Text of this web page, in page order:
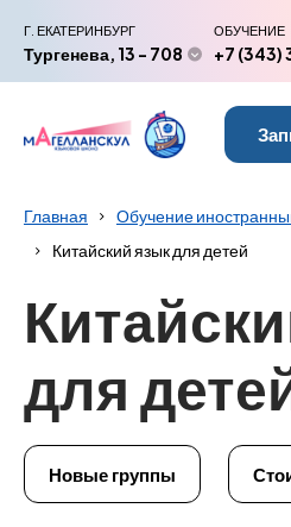
Г. ЕКАТЕРИНБУРГ
Тургенева, 13 - 708
ОБУЧЕНИЕ
+7
Главная Обучение
Китайский язык для детей
для
Новые группы